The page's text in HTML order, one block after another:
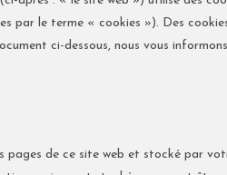
par le terme « cookies »). Des
ci-dessous, nous vous
pages de ce site web et stocké par